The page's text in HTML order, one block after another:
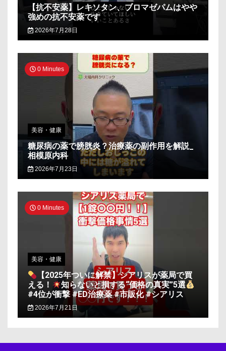
【抗不安薬】レキソタン、ブロマゼパムはやや
強めの抗不安薬です
2026年7月28日
0 Minutes
美容・健康
糖尿病の薬で膀胱炎？治療薬の副作用を解説_
相模原内科
2026年7月23日
0 Minutes
美容・健康
【2025年ついに解禁】シアリスが薬局で買
える！
知らないと損する“価格の真実”5選
#4位が衝撃 #ED治療薬 #市販化 #シアリス
2026年7月21日